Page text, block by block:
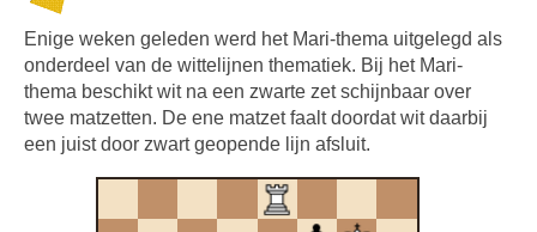
Enige weken geleden werd het Mari-thema uitgelegd als
onderdeel van de wittelijnen thematiek. Bij het Mari-
thema beschikt wit na een zwarte zet schijnbaar over
twee matzetten. De ene matzet faalt doordat wit daarbij
een juist door zwart geopende lijn afsluit.